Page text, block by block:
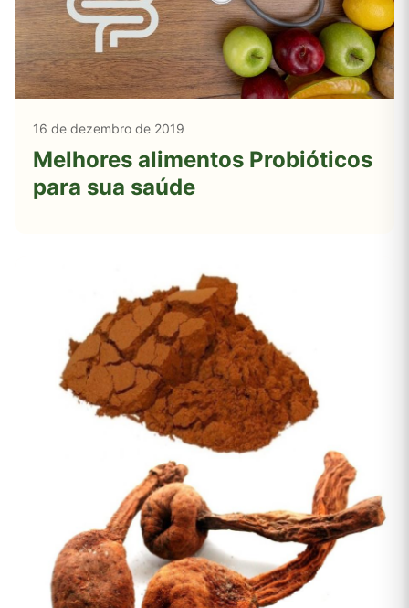
16 de dezembro de 2019
Melhores alimentos Probióticos
para sua saúde